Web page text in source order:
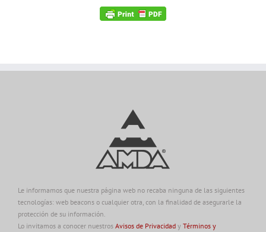
Le informamos que nuestra página web no recaba ninguna de las siguientes
tecnologías: web beacons o cualquier otra, con la finalidad de asegurarle la
protección de su información.
Lo invitamos a conocer nuestros Avisos de Privacidad y Términos y